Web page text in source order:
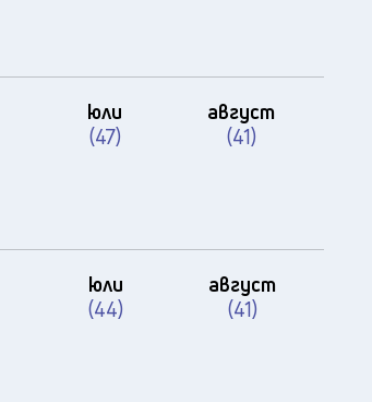
юли
(47)
август
(41)
юли
(44)
август
(41)